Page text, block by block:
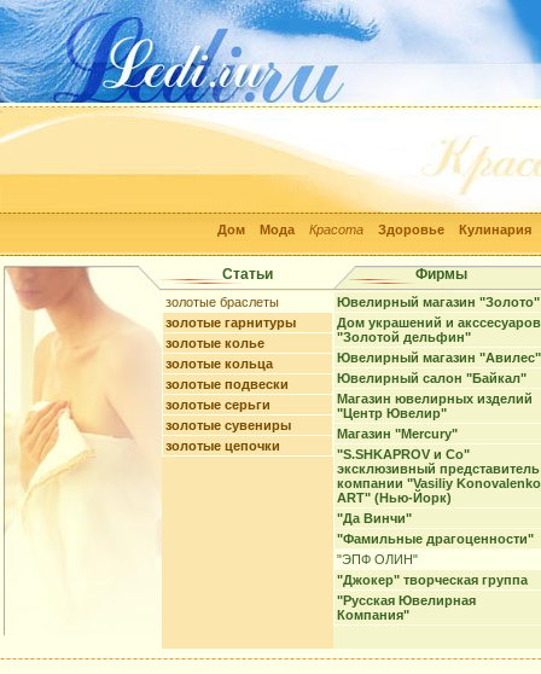
Дом Мода Красота Здоровье Кулинария
Статьи Фирмы
золотые браслеты
золотые гарнитуры
золотые колье
золотые кольца
золотые подвески
золотые серьги
золотые сувениры
золотые цепочки
Ювелирный магазин "Золото"
Дом украшений и акссесуаров
"Золотой дельфин"
Ювелирный магазин "Авилес"
Ювелирный салон "Байкал"
Магазин ювелирных изделий
"Центр Ювелир"
Магазин "Mercury"
"S.SHKAPROV и Co"
эксклюзивный представитель
компании "Vasiliy Konovalenko
ART" (Нью-Йорк)
"Да Винчи"
"Фамильные драгоценности"
"ЭПФ ОЛИН"
"Джокер" творческая группа
"Русская Ювелирная
Компания"